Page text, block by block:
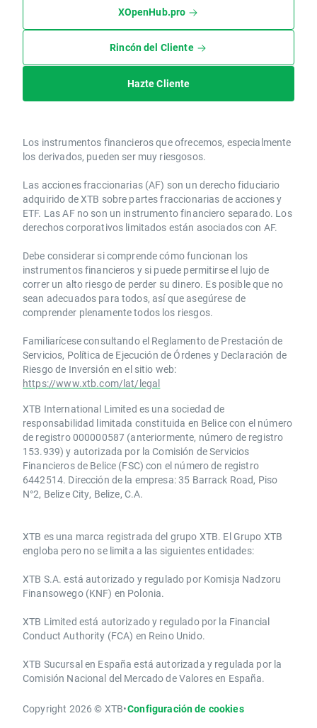
XOpenHub.pro
Rincón del Cliente
Hazte Cliente
Los instrumentos financieros que ofrecemos, especialmente
los derivados, pueden ser muy riesgosos.
Las acciones fraccionarias (AF) son un derecho fiduciario
adquirido de XTB sobre partes fraccionarias de acciones y
ETF. Las AF no son un instrumento financiero separado. Los
derechos corporativos limitados están asociados con AF.
Debe considerar si comprende cómo funcionan los
instrumentos financieros y si puede permitirse el lujo de
correr un alto riesgo de perder su dinero. Es posible que no
sean adecuados para todos, así que asegúrese de
comprender plenamente todos los riesgos.
Familiarícese consultando el Reglamento de Prestación de
Servicios, Política de Ejecución de Órdenes y Declaración de
Riesgo de Inversión en el sitio web:
https://www.xtb.com/lat/legal
XTB International Limited es una sociedad de
responsabilidad limitada constituida en Belice con el número
de registro 000000587 (anteriormente, número de registro
153.939) y autorizada por la Comisión de Servicios
Financieros de Belice (FSC) con el número de registro
6442514. Dirección de la empresa: 35 Barrack Road, Piso
N°2, Belize City, Belize, C.A.
​​XTB es una marca registrada del grupo XTB. El Grupo XTB
engloba pero no se limita a las siguientes entidades:
XTB S.A.​ está autorizado y regulado por Komisja Nadzoru
Finansowego (KNF) ​en Polonia.
XTB Limited ​está autorizado y regulado por la ​Financial
Conduct Authority ​(FCA) en ​​Reino Unido.
XTB Sucursal en España está autorizada y regulada por la
Comisión Nacional del Mercado de Valores en España.
Copyright 2026 © XTB•Configuración de cookies